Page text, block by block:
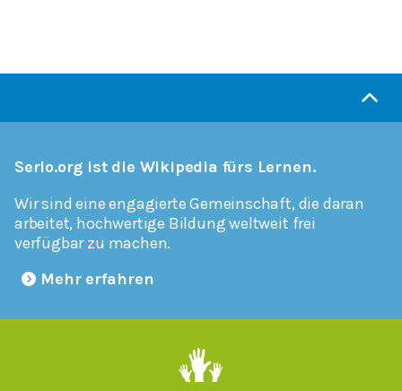
Serlo.org ist die Wikipedia fürs Lernen.
Wir sind eine engagierte Gemeinschaft, die daran
arbeitet, hochwertige Bildung weltweit frei
verfügbar zu machen.
Mehr erfahren